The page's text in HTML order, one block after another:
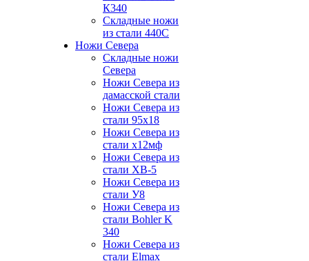
К340
Складные ножи
из стали 440С
Ножи Севера
Складные ножи
Севера
Ножи Севера из
дамасской стали
Ножи Севера из
стали 95х18
Ножи Севера из
стали х12мф
Ножи Севера из
стали ХВ-5
Ножи Севера из
стали У8
Ножи Севера из
стали Bohler K
340
Ножи Севера из
стали Elmax